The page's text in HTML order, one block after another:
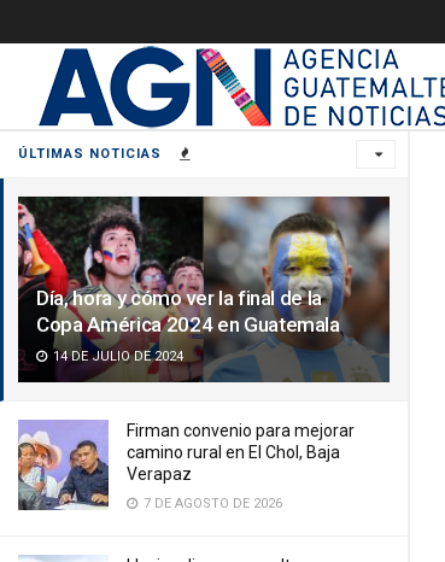
ÚLTIMAS NOTICIAS
Día, hora y cómo ver la final de la
Copa América 2024 en Guatemala
14 DE JULIO DE 2024
Firman convenio para mejorar
camino rural en El Chol, Baja
Verapaz
7 DE AGOSTO DE 2026